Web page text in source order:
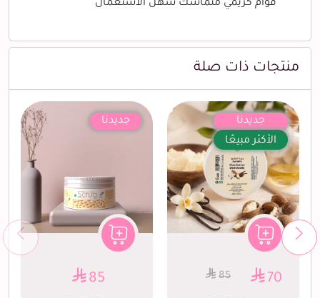
قوام كريمي متماسك سهل الاستعمال
منتجات ذات صلة
جديدنا
الأكثر مبيعًا
70
85
جديدنا
85